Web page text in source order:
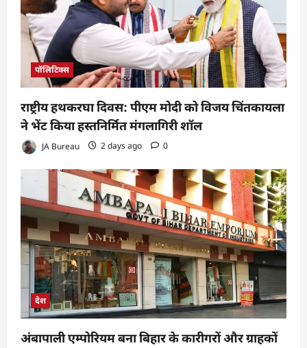
पॉलिटिक्स
राष्ट्रीय हथकरघा दिवस: पीएम मोदी को विजय चिंतकायला
ने भेंट किया हस्तनिर्मित मंगलागिरी शॉल
JA Bureau 2 days ago 0
देश
अंबापाली एम्पोरियम बना बिहार के कारीगरों और ग्राहकों